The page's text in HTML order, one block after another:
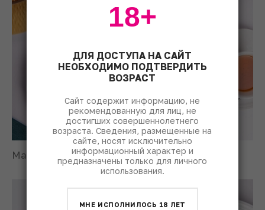
Масленица © пресс-служба REGENT
ДЛЯ ДОСТУПА НА САЙТ
НЕОБХОДИМО ПОДТВЕРДИТЬ
ВОЗРАСТ
Сайт содержит информацию, не
рекомендованную для лиц, не
достигших совершеннолетнего
возраста. Сведения, размещенные на
сайте, носят исключительно
информационный характер и
предназначены только для личного
использования.
МНЕ ИСПОЛНИЛОСЬ 18 ЛЕТ
18+